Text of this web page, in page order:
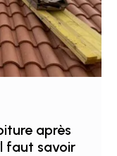
après
faut savoir